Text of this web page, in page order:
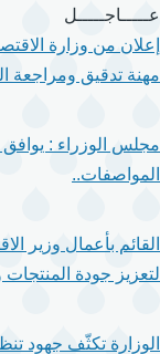
تجاوز
إلى
المحتوى
عـــــاجـــــل
إعلان من وزارة
مهنة تدقيق ومراجعة
مجلس الوزراء : يوافق
المواصفات..
لتعزيز جودة
الوزارة تكثّف جهود